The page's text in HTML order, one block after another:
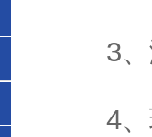
3、测
4、现